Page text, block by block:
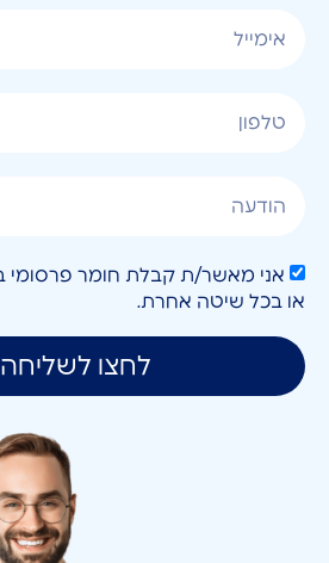
או בכל שיטה אחרת.
לחצו לשליחה